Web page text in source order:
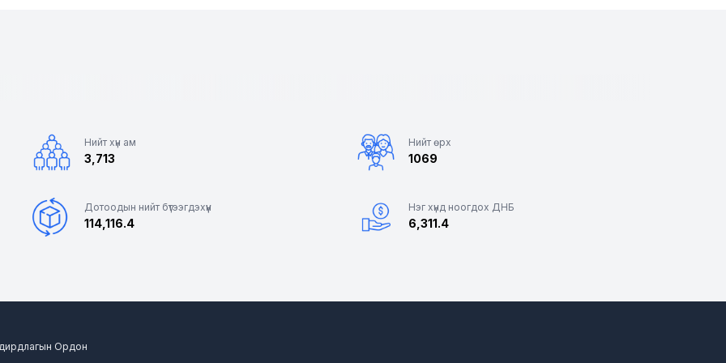
Нийт хүн ам
3,713
Нийт өрх
1069
Дотоодын нийт бүтээгдэхүүн
114,116.4
Нэг хүнд ноогдох ДНБ
6,311.4
Ордон